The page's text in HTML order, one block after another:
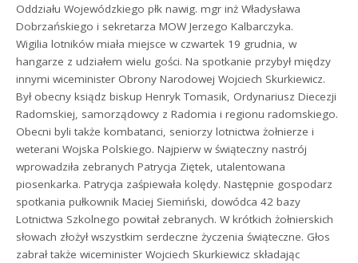
Oddziału Wojewódzkiego płk nawig. mgr inż Władysława
Dobrzańskiego i sekretarza MOW Jerzego Kalbarczyka.
Wigilia lotników miała miejsce w czwartek 19 grudnia, w
hangarze z udziałem wielu gości. Na spotkanie przybył między
innymi wiceminister Obrony Narodowej Wojciech Skurkiewicz.
Był obecny ksiądz biskup Henryk Tomasik, Ordynariusz Diecezji
Radomskiej, samorządowcy z Radomia i regionu radomskiego.
Obecni byli także kombatanci, seniorzy lotnictwa żołnierze i
weterani Wojska Polskiego. Najpierw w świąteczny nastrój
wprowadziła zebranych Patrycja Ziętek, utalentowana
piosenkarka. Patrycja zaśpiewała kolędy. Następnie gospodarz
spotkania pułkownik Maciej Siemiński, dowódca 42 bazy
Lotnictwa Szkolnego powitał zebranych. W krótkich żołnierskich
słowach złożył wszystkim serdeczne życzenia świąteczne. Głos
zabrał także wiceminister Wojciech Skurkiewicz składając